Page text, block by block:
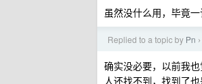
虽然没什么用，毕竟
Replied to a topic by Pn ›
确实没必要，以前我
人还找不到，找到了